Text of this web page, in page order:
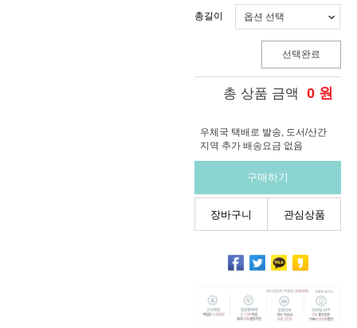
총길이
선택완료
총 상품 금액 0 원
우체국 택배로 발송, 도서/산간
지역 추가 배송요금 없음
구매하기
장바구니 관심상품